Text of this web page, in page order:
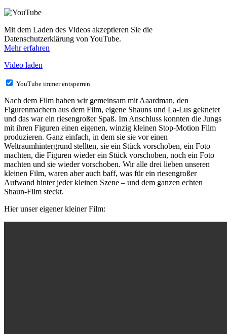
Mit dem Laden des Videos akzeptieren Sie die
Datenschutzerklärung von YouTube.
Mehr erfahren
Video laden
YouTube immer entsperren
Nach dem Film haben wir gemeinsam mit Aaardman, den
Figurenmachern aus dem Film, eigene Shauns und La-Lus geknetet
und das war ein riesengroßer Spaß. Im Anschluss konnten die Jungs
mit ihren Figuren einen eigenen, winzig kleinen Stop-Motion Film
produzieren. Ganz einfach, in dem sie sie vor einen
Weltraumhintergrund stellten, sie ein Stück vorschoben, ein Foto
machten, die Figuren wieder ein Stück vorschoben, noch ein Foto
machten und sie wieder vorschoben. Wir alle drei lieben unseren
kleinen Film, waren aber auch baff, was für ein riesengroßer
Aufwand hinter jeder kleinen Szene – und dem ganzen echten
Shaun-Film steckt.
Hier unser eigener kleiner Film: